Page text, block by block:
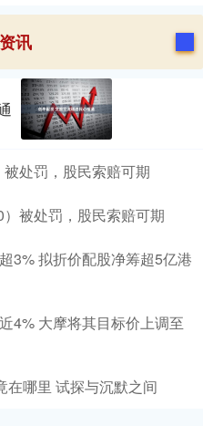
讯
处罚，股民索赔可期
被处罚，股民索赔可期
3% 拟折价配股净筹超5亿港
4% 大摩将其目标价上调至
在哪里 试探与沉默之间